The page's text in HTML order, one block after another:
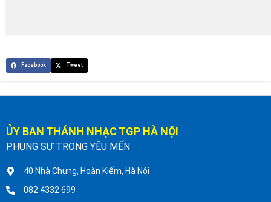
Facebook Tweet
ỦY BAN THÁNH NHẠC TGP HÀ NỘI
PHỤNG SỰ TRONG YÊU MẾN
40 Nhà Chung, Hoàn Kiếm, Hà Nội
082 4332 699